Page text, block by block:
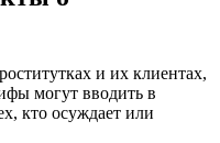
и их клиентах,
могут вводить в
кто осуждает или